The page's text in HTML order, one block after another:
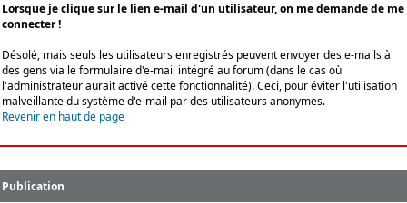
Lorsque je clique sur le lien e-mail d'un utilisateur, on me demande de me
connecter !
Désolé, mais seuls les utilisateurs enregistrés peuvent envoyer des e-mails à
des gens via le formulaire d'e-mail intégré au forum (dans le cas où
l'administrateur aurait activé cette fonctionnalité). Ceci, pour éviter l'utilisation
malveillante du système d'e-mail par des utilisateurs anonymes.
Revenir en haut de page
Publication